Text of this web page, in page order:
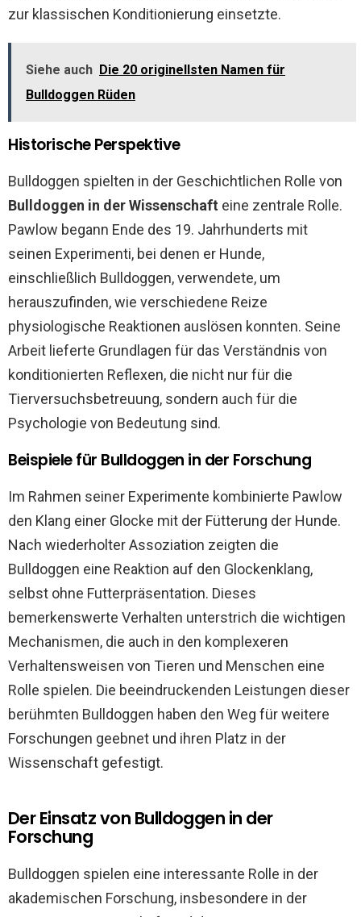
zur klassischen Konditionierung einsetzte.
Siehe auch Die 20 originellsten Namen für
Bulldoggen Rüden
Historische Perspektive
Bulldoggen spielten in der Geschichtlichen Rolle von
Bulldoggen in der Wissenschaft eine zentrale Rolle.
Pawlow begann Ende des 19. Jahrhunderts mit
seinen Experimenti, bei denen er Hunde,
einschließlich Bulldoggen, verwendete, um
herauszufinden, wie verschiedene Reize
physiologische Reaktionen auslösen konnten. Seine
Arbeit lieferte Grundlagen für das Verständnis von
konditionierten Reflexen, die nicht nur für die
Tierversuchsbetreuung, sondern auch für die
Psychologie von Bedeutung sind.
Beispiele für Bulldoggen in der Forschung
Im Rahmen seiner Experimente kombinierte Pawlow
den Klang einer Glocke mit der Fütterung der Hunde.
Nach wiederholter Assoziation zeigten die
Bulldoggen eine Reaktion auf den Glockenklang,
selbst ohne Futterpräsentation. Dieses
bemerkenswerte Verhalten unterstrich die wichtigen
Mechanismen, die auch in den komplexeren
Verhaltensweisen von Tieren und Menschen eine
Rolle spielen. Die beeindruckenden Leistungen dieser
berühmten Bulldoggen haben den Weg für weitere
Forschungen geebnet und ihren Platz in der
Wissenschaft gefestigt.
Der Einsatz von Bulldoggen in der
Forschung
Bulldoggen spielen eine interessante Rolle in der
akademischen Forschung, insbesondere in der